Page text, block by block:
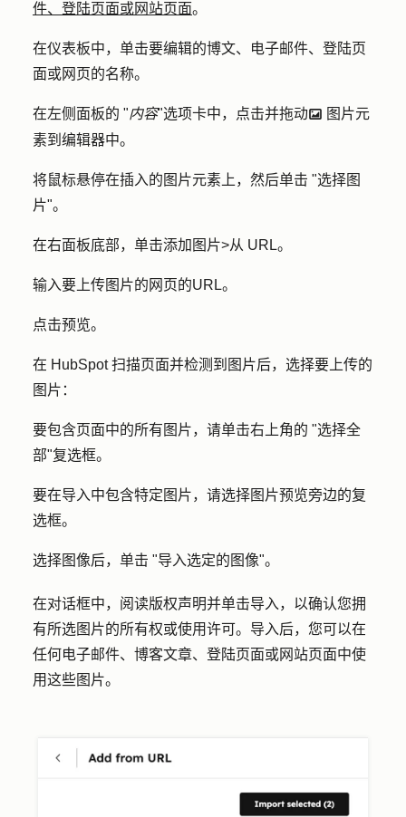
件、登陆页面或网站页面。
在仪表板中，单击要编辑的博文、电子邮件、登陆页
面或网页的名称。
在左侧面板的 "内容"选项卡中，点击并拖动insertImage
图片元
素到编辑器中。
将鼠标悬停在插入的图片元素上，然后单击 "选择图
片"。
在右面板底部，单击添加图片>从 URL。
输入要上传图片的网页的URL。
点击预览。
在 HubSpot 扫描页面并检测到图片后，选择要上传的
图片：
要包含页面中的所有图片，请单击右上角的 "选择全
部"复选框。
要在导入中包含特定图片，请选择图片预览旁边的复
选框。
选择图像后，单击 "导入选定的 图像"。
在对话框中，阅读版权声明并单击导入 ，以确认您拥
有所选图片的所有权或使用许可。导入后，您可以在
任何电子邮件、博客文章、登陆页面或网站页面中使
用这些图片。